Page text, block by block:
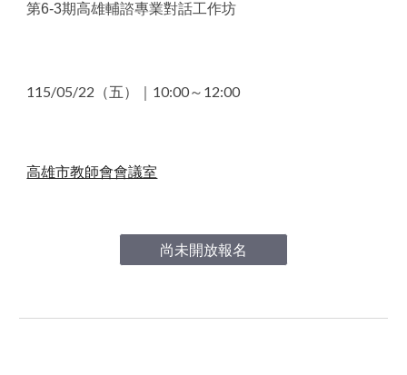
第6-3期高雄輔諮專業對話工作坊
115/05/22 （五）｜10:00～12:00
高雄市教師會會議室
尚未開放報名